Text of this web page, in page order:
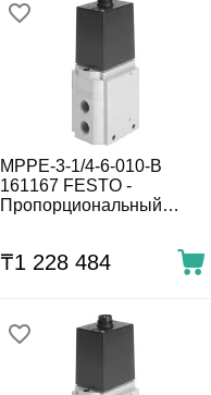
MPPE-3-1/4-6-010-B
161167 FESTO -
Пропорциональный
₸1 228 484